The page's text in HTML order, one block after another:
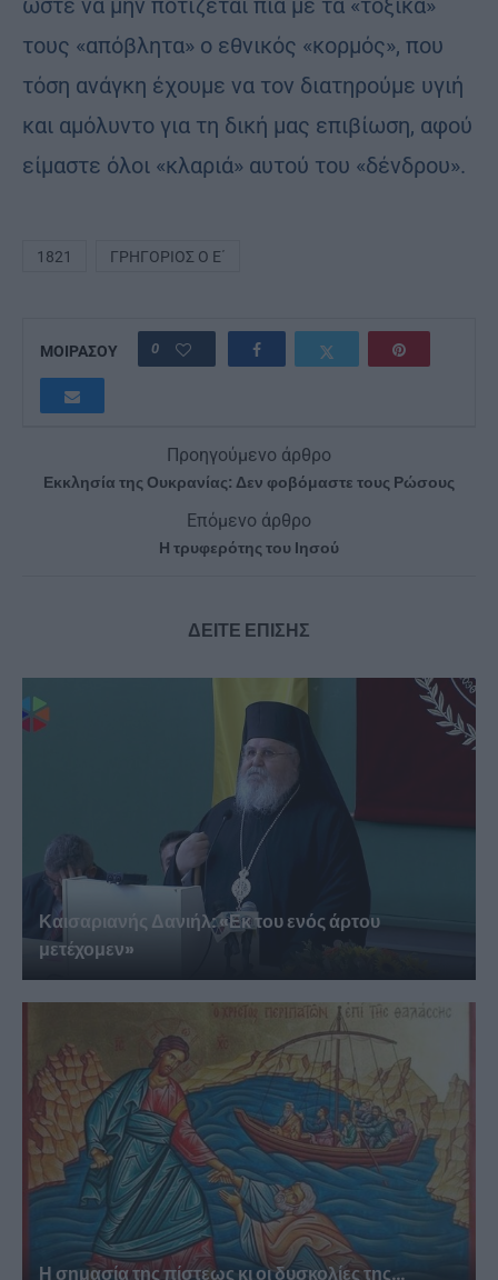
ώστε να μην ποτίζεται πια με τα «τοξικά»
τους «απόβλητα» ο εθνικός «κορμός», που
τόση ανάγκη έχουμε να τον διατηρούμε υγιή
και αμόλυντο για τη δική μας επιβίωση, αφού
είμαστε όλοι «κλαριά» αυτού του «δένδρου».
1821 ΓΡΗΓΌΡΙΟΣ Ο Ε΄
ΜΟΙΡΑΣΟΥ 0
Προηγούμενο άρθρο
Εκκλησία της Ουκρανίας: Δεν φοβόμαστε τους Ρώσους
Επόμενο άρθρο
Η τρυφερότης του Ιησού
ΔΕΙΤΕ ΕΠΙΣΗΣ
Καισαριανής Δανιήλ: «Εκ του ενός άρτου
μετέχομεν»
Η σημασία της πίστεως κι οι δυσκολίες της...